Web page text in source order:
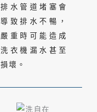
排水管道堵塞會
導致排水不暢，
嚴重時可能造成
洗衣機漏水甚至
損壞。